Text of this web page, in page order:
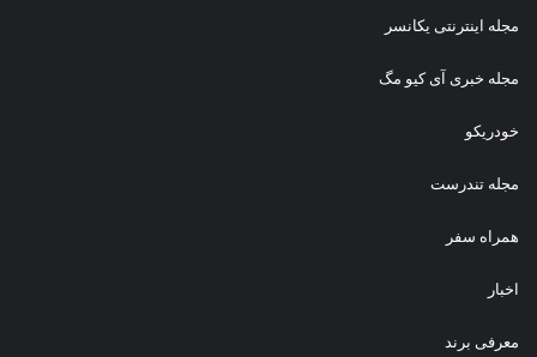
مجله اینترنتی یکانسر
مجله خبری آی کیو مگ
خودریکو
مجله‌ تندرست
همراه سفر
اخبار
معرفی برند